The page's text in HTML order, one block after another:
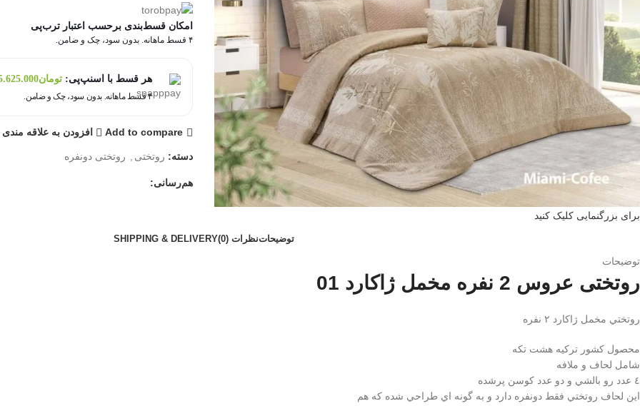
برای بزرگنمایی کلیک کنید
امکان قسط‌بندی برحسب اعتبار ترب‌پی
۴ قسط ماهانه. بدون سود، چک و ضامن.
هر قسط با اسنپ‌پی: تومان
۴ قسط ماهانه. بدون سود، چک و ضامن.
Add to compare افزودن به علاقه مندی
دسته: روتختی روتختی دونفره
هم‌رسانی:
توضیحاتنظرات (0) SHIPPING & DELIVERY
توضیحات
روتختی عروس 2 نفره مخمل ژاکارد 01
روتختي مخمل ژاكارد ٢ نفره
محصول كشور تركيه هشت تكه
شامل لحاف و ملافه
٤ عدد رو بالشي و دو عدد كوسن پرشده
اين لحاف روتختي فقط دونفره دارد و به گونه اي طراحي شده كه هم